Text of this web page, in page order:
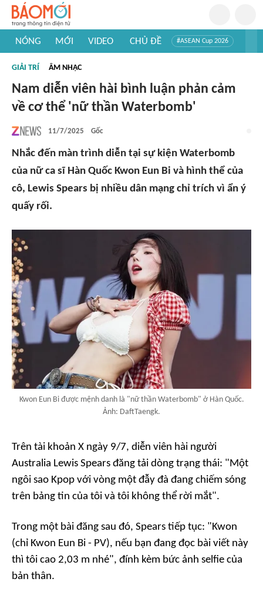
NÓNG MỚI VIDEO CHỦ ĐỀ #ASEAN Cup 2026
#Khám phá thế giới
GIẢI TRÍ ÂM NHẠC
Nam diễn viên hài bình luận phản cảm
về cơ thể 'nữ thần Waterbomb'
11/7/2025 Gốc
Nhắc đến màn trình diễn tại sự kiện Waterbomb
của nữ ca sĩ Hàn Quốc Kwon Eun Bi và hình thể của
cô, Lewis Spears bị nhiều dân mạng chỉ trích vì ẩn ý
quấy rối.
Kwon Eun Bi được mệnh danh là "nữ thần Waterbomb" ở Hàn Quốc.
Ảnh: DaftTaengk.
Trên tài khoản X ngày 9/7, diễn viên hài người
Australia Lewis Spears đăng tải dòng trạng thái: "Một
ngôi sao Kpop với vòng một đẫy đà đang chiếm sóng
trên bảng tin của tôi và tôi không thể rời mắt".
Trong một bài đăng sau đó, Spears tiếp tục: "Kwon
(chỉ Kwon Eun Bi - PV), nếu bạn đang đọc bài viết này
thì tôi cao 2,03 m nhé", đính kèm bức ảnh selfie của
bản thân.